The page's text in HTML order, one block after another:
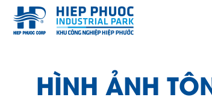
HÌNH ẢNH